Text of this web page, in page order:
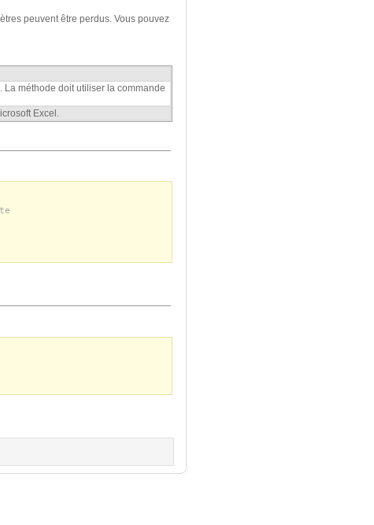
peuvent être perdus. Vous pouvez
méthode doit utiliser la commande
Excel.